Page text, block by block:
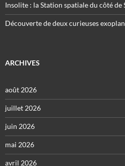
Insolite : la Station spatiale du côté de
Découverte de deux curieuses
ARCHIVES
août 2026
juillet 2026
juin 2026
mai 2026
avril 2026